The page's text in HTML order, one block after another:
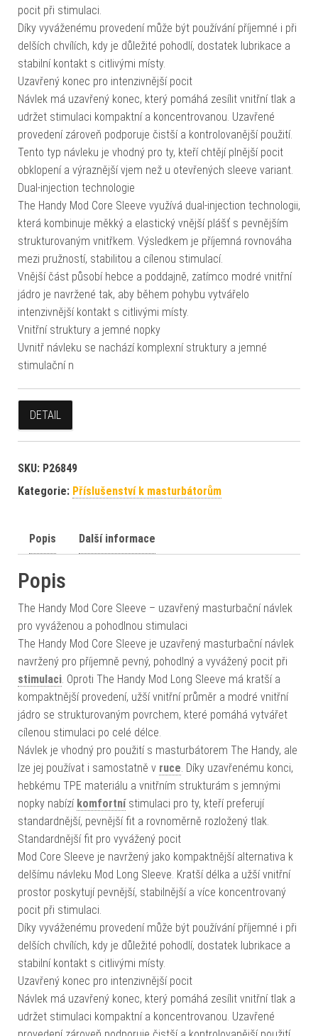
pocit při stimulaci.
Díky vyváženému provedení může být používání příjemné i při
delších chvílích, kdy je důležité pohodlí, dostatek lubrikace a
stabilní kontakt s citlivými místy.
Uzavřený konec pro intenzivnější pocit
Návlek má uzavřený konec, který pomáhá zesílit vnitřní tlak a
udržet stimulaci kompaktní a koncentrovanou. Uzavřené
provedení zároveň podporuje čistší a kontrolovanější použití.
Tento typ návleku je vhodný pro ty, kteří chtějí plnější pocit
obklopení a výraznější vjem než u otevřených sleeve variant.
Dual-injection technologie
The Handy Mod Core Sleeve využívá dual-injection technologii,
která kombinuje měkký a elastický vnější plášť s pevnějším
strukturovaným vnitřkem. Výsledkem je příjemná rovnováha
mezi pružností, stabilitou a cílenou stimulací.
Vnější část působí hebce a poddajně, zatímco modré vnitřní
jádro je navržené tak, aby během pohybu vytvářelo
intenzivnější kontakt s citlivými místy.
Vnitřní struktury a jemné nopky
Uvnitř návleku se nachází komplexní struktury a jemné
stimulační n
DETAIL
SKU: P26849
Kategorie: Příslušenství k masturbátorům
Popis Další informace
Popis
The Handy Mod Core Sleeve – uzavřený masturbační návlek
pro vyváženou a pohodlnou stimulaci
The Handy Mod Core Sleeve je uzavřený masturbační návlek
navržený pro příjemně pevný, pohodlný a vyvážený pocit při
stimulaci. Oproti The Handy Mod Long Sleeve má kratší a
kompaktnější provedení, užší vnitřní průměr a modré vnitřní
jádro se strukturovaným povrchem, které pomáhá vytvářet
cílenou stimulaci po celé délce.
Návlek je vhodný pro použití s masturbátorem The Handy, ale
lze jej používat i samostatně v ruce. Díky uzavřenému konci,
hebkému TPE materiálu a vnitřním strukturám s jemnými
nopky nabízí komfortnístimulaci pro ty, kteří preferují
standardnější, pevnější fit a rovnoměrně rozložený tlak.
Standardnější fit pro vyvážený pocit
Mod Core Sleeve je navržený jako kompaktnější alternativa k
delšímu návleku Mod Long Sleeve. Kratší délka a užší vnitřní
prostor poskytují pevnější, stabilnější a více koncentrovaný
pocit při stimulaci.
Díky vyváženému provedení může být používání příjemné i při
delších chvílích, kdy je důležité pohodlí, dostatek lubrikace a
stabilní kontakt s citlivými místy.
Uzavřený konec pro intenzivnější pocit
Návlek má uzavřený konec, který pomáhá zesílit vnitřní tlak a
udržet stimulaci kompaktní a koncentrovanou. Uzavřené